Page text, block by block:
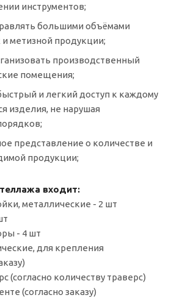
инструментов;
большими объёмами
метизной продукции;
производственный
помещения;
и легкий доступ к каждому
изделия, не нарушая
представление о количестве и
продукции;
входит:
металлические - 2 шт
- 4 шт
для крепления
(согласно количеству траверс)
(согласно заказу)